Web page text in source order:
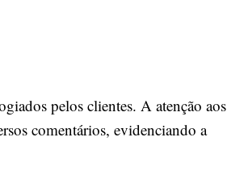
pelos clientes. A atenção aos
comentários, evidenciando a